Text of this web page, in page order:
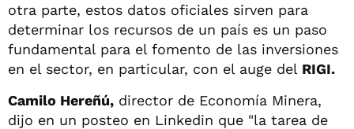
otra parte, estos datos oficiales sirven para
determinar los recursos de un país es un paso
fundamental para el fomento de las inversiones
en el sector, en particular, con el auge del RIGI.
Camilo Hereñú, director de Economía Minera,
dijo en un posteo en Linkedin que "la tarea de